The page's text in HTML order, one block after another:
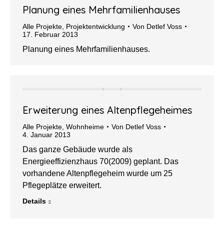
Planung eines Mehrfamilienhauses
Alle Projekte Projektentwicklung Von Detlef Voss
17. Februar 2013
Planung eines Mehrfamilienhauses.
Erweiterung eines Altenpflegeheimes
Alle Projekte Wohnheime Von Detlef Voss
4. Januar 2013
Das ganze Gebäude wurde als
Energieeffizienzhaus 70(2009) geplant. Das
vorhandene Altenpflegeheim wurde um 25
Pflegeplätze erweitert.
Details